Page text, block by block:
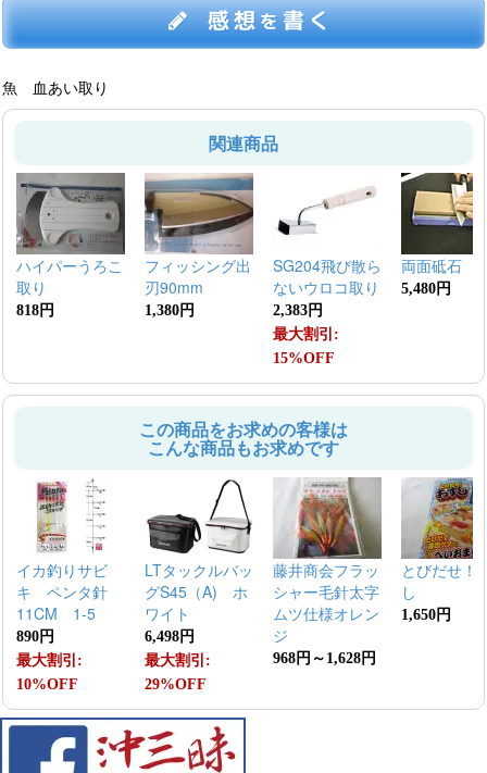
感想を書く
魚 血あい取り
関連商品
ハイパーうろこ
取り
818円
フィッシング出
刃90mm
1,380円
SG204飛び散ら
ないウロコ取り
2,383円
最大割引:
15%OFF
両面砥石
5,480円
この商品をお求めの客様は
こんな商品もお求めです
イカ釣りサビ
キ ペンタ針
11CM 1-5
890円
最大割引:
10%OFF
LTタックルバッ
グS45（A) ホ
ワイト
6,498円
最大割引:
29%OFF
藤井商会フラッ
シャー毛針太字
ムツ仕様オレン
ジ
968円～1,628円
とびだせ！
し
1,650円